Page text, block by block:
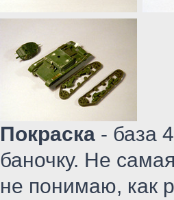
Покраска - база
баночку. Не
не понимаю, как